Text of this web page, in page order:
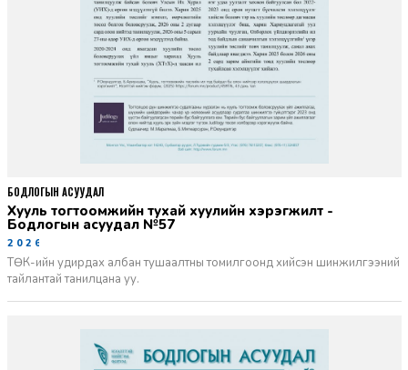
Хууль тогтоомжийн тухай хуулийн хэрэгжилт -
Бодлогын асуудал №57
2026-06-02
ТӨК-ийн удирдах албан тушаалтны томилгоонд хийсэн шинжилгээний
тайлантай танилцана уу.
БОДЛОГЫН АСУУДАЛ